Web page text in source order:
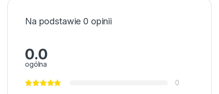
Na podstawie 0 opinii
0.0
ogólna
0